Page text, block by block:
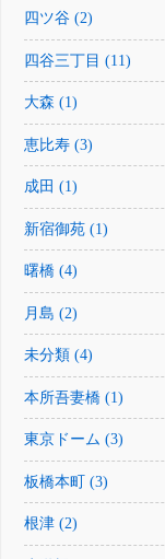
四ツ谷 (2)
四谷三丁目 (11)
大森 (1)
恵比寿 (3)
成田 (1)
新宿御苑 (1)
曙橋 (4)
月島 (2)
未分類 (4)
本所吾妻橋 (1)
東京ドーム (3)
板橋本町 (3)
根津 (2)